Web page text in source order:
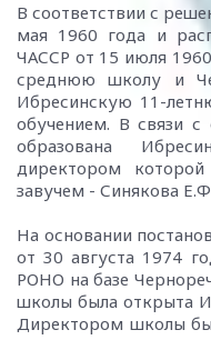
В соответствии с
мая 1960 года и
ЧАССР от 15 июля
среднюю школу и
Ибресинскую 11-
обучением. В связи
образована
директором
завучем - Синякова
На основании
от 30 августа 1974
РОНО на базе
школы была открыта
Директором школы